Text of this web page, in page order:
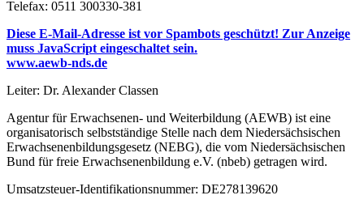
Telefax: 0511 300330-381
Diese E-Mail-Adresse ist vor Spambots geschützt! Zur Anzeige
muss JavaScript eingeschaltet sein.
www.aewb-nds.de
Leiter: Dr. Alexander Classen
Agentur für Erwachsenen- und Weiterbildung (AEWB) ist eine
organisatorisch selbstständige Stelle nach dem Niedersächsischen
Erwachsenenbildungsgesetz (NEBG), die vom Niedersächsischen
Bund für freie Erwachsenenbildung e.V. (nbeb) getragen wird.
Umsatzsteuer-Identifikationsnummer: DE278139620